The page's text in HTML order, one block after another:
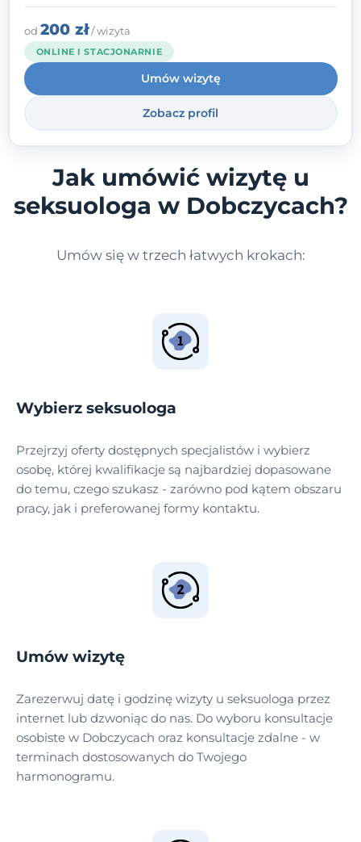
empatii i pokory. Dziś łączę doświadczenie
nauczycielki, psychologa, psychoterapeuty
i seksuologa tworząc bezpieczną
przestrzeń, w której można poczuć spokój i
wsparcie. Nie obiecuję łatwych rozwiązań -
ale mogę obiecać, że będę po Twojej
od 200 zł/ wizyta
ONLINE I STACJONARNIE
Umów wizytę
Zobacz profil
Jak umówić wizytę u
seksuologa w Dobczycach?
Umów się w trzech łatwych krokach:
Wybierz seksuologa
Przejrzyj oferty dostępnych specjalistów i wybierz
osobę, której kwalifikacje są najbardziej dopasowane
do temu, czego szukasz - zarówno pod kątem obszaru
pracy, jak i preferowanej formy kontaktu.
Umów wizytę
Zarezerwuj datę i godzinę wizyty u seksuologa przez
internet lub dzwoniąc do nas. Do wyboru konsultacje
osobiste w Dobczycach oraz konsultacje zdalne - w
terminach dostosowanych do Twojego
harmonogramu.